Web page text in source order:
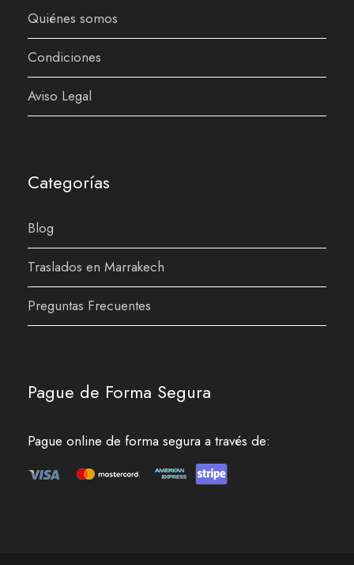
Quiénes somos
Condiciones
Aviso Legal
Categorías
Blog
Traslados en Marrakech
Preguntas Frecuentes
Pague de Forma Segura
Pague online de forma segura a través de: